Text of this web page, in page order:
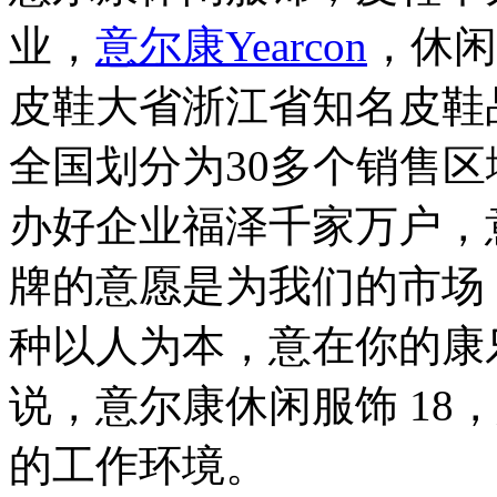
业， 意尔康Yearcon ，休
皮鞋大省浙江省知名皮
全国划分为30多个销售
办好企业福泽千家万户
牌的意愿是为我们的市
种以人为本，意在你的
说，意尔康休闲服饰 18
的工作环境。